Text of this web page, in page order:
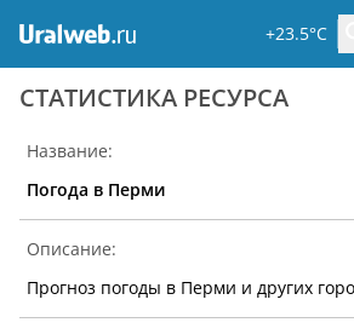
+23.5°C
CТАТИСТИКА РЕСУРСА
Название:
Погода в Перми
Описание:
Прогноз погоды в Перми и других